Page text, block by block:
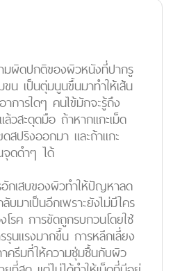
มผิดปกติของผิวหนังที่ปากรู
น เป็นตุ่มนูนขึ้นมาทำให้เส้น
การใดๆ คนไข้มักจะรู้ถึง
วสะดุดมือ ถ้าหากแกะเม็ด
สปริงออกมา และถ้าแกะ
จุดดำๆ ได้
กเสบของผิวทำให้ปัญหาลด
บมาเป็นอีกเพราะยังไม่มีใคร
รค การขัดถูกรบกวนโดยใช้
นแรงมากขึ้น การหลีกเลี่ยง
ครีมที่ให้ความชุ่มชื้นกับผิว